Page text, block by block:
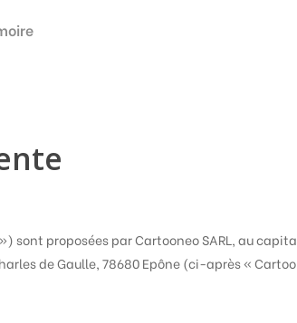
sont proposées par Cartooneo SARL, au
de Gaulle, 78680 Epône (ci-après «